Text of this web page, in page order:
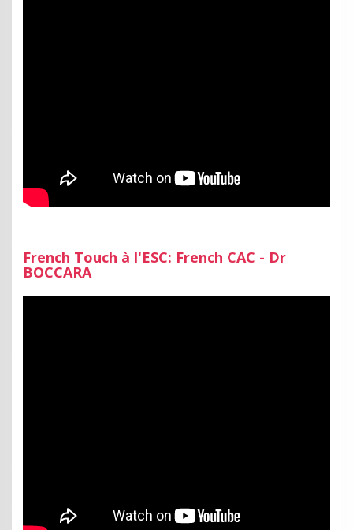
French Touch à l'ESC: French CAC - Dr
BOCCARA